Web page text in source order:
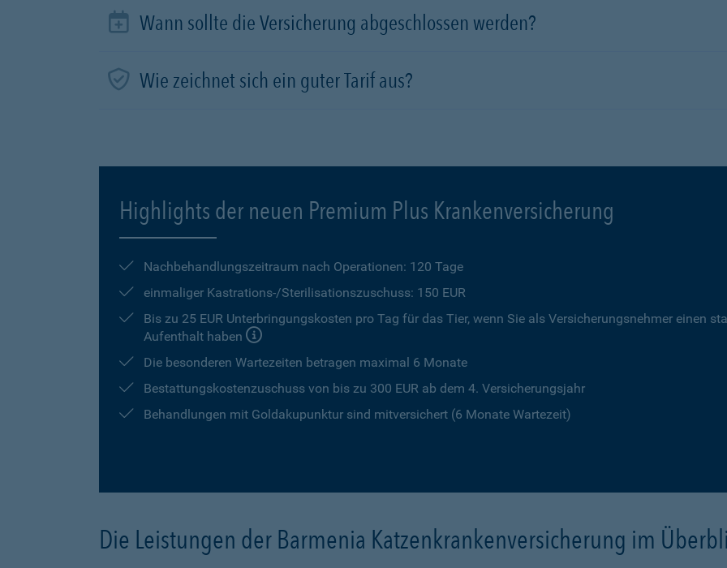
Wann sollte die Versicherung abgeschlossen werden?
Wie zeichnet sich ein guter Tarif aus?
Highlights der neuen Premium Plus Krankenversicherung
Nachbehandlungszeitraum nach Operationen: 120 Tage
einmaliger Kastrations-/Sterilisationszuschuss: 150 EUR
Bis zu 25 EUR Unterbringungskosten pro Tag für das Tier, wenn Sie als Versicherungsnehmer einen
Aufenthalt haben
Die besonderen Wartezeiten betragen maximal 6 Monate
Bestattungskostenzuschuss von bis zu 300 EUR ab dem 4. Versicherungsjahr
Behandlungen mit Goldakupunktur sind mitversichert (6 Monate Wartezeit)
Die Leistungen der Barmenia Katzenkrankenversicherung im